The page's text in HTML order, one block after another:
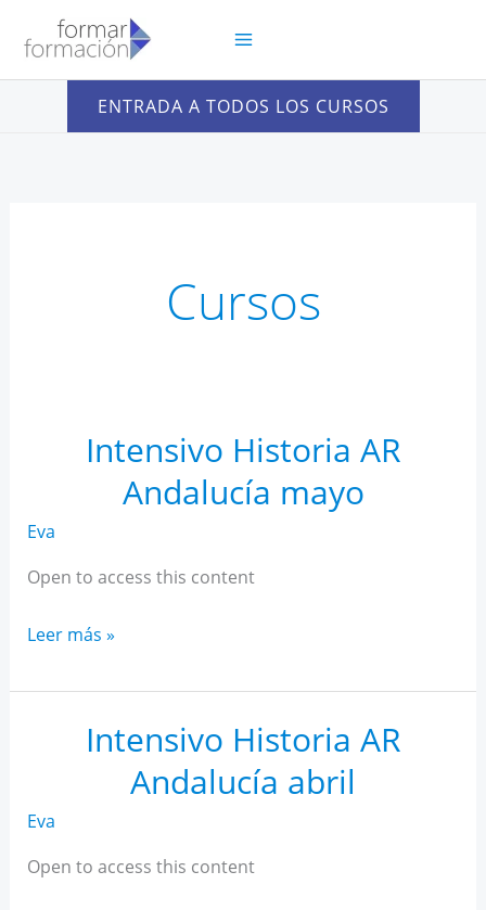
contenido
ENTRADA A TODOS LOS CURSOS
Cursos
Intensivo Historia AR
Andalucía mayo
Eva
Open to access this content
Intensivo
AR
Andalucía
Leer más »
Intensivo Historia AR
Andalucía abril
Eva
Open to access this content